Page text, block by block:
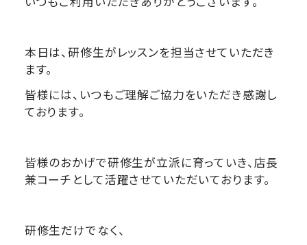
本日は、研修生がレッスンを担当させていただき
ます。
皆様には、いつもご理解ご協力をいただき感謝し
ております。
皆様のおかげで研修生が立派に育っていき、店長
兼コーチとして活躍させていただいております。
研修生だけでなく、